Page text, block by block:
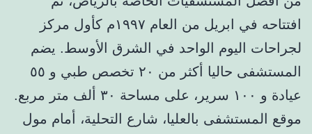
افتتاحه في ابريل من العام ١٩٩٧م كأول مركز
لجراحات اليوم الواحد في الشرق الأوسط. يضم
المستشفى حاليا أكثر من ٢٠ تخصص طبي و ٥٥
عيادة و ١٠٠ سرير، على مساحة ٣٠ ألف متر مربع.
موقع المستشفى بالعليا، شارع التحلية، أمام مول